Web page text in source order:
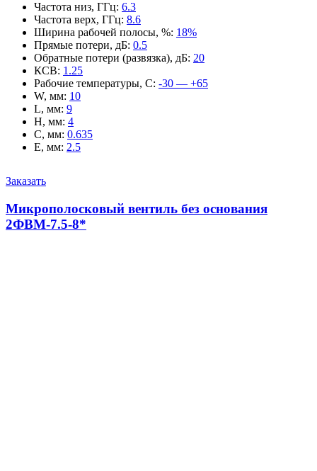
Частота низ, ГГц: 6.3
Частота верх, ГГц: 8.6
Ширина рабочей полосы, %: 18%
Прямые потери, дБ: 0.5
Обратные потери (развязка), дБ: 20
КСВ: 1.25
Рабочие температуры, С: -30 — +65
W, мм: 10
L, мм: 9
H, мм: 4
C, мм: 0.635
E, мм: 2.5
Заказать
Микрополосковый вентиль без основания
2ФВМ-7.5-8*